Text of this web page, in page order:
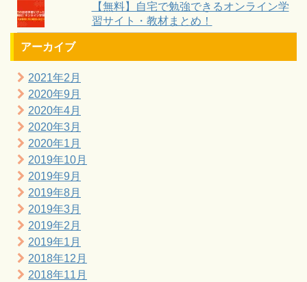
【無料】自宅で勉強できるオンライン学
習サイト・教材まとめ！
アーカイブ
2021年2月
2020年9月
2020年4月
2020年3月
2020年1月
2019年10月
2019年9月
2019年8月
2019年3月
2019年2月
2019年1月
2018年12月
2018年11月